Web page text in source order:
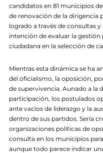
candidatos en 81 municipios
de renovación de la dirigencia
logrado a través de consultas
intención de evaluar la
ciudadana en la selección de
Mientras esta dinámica se ha
del oficialismo, la oposición,
de supervivencia. Aunado a
participación, los postulados
ante vacíos de liderazgo y la
dentro de sus partidos. Sería
organizaciones políticas de
consulta en los municipios
aunque todo parece indicar